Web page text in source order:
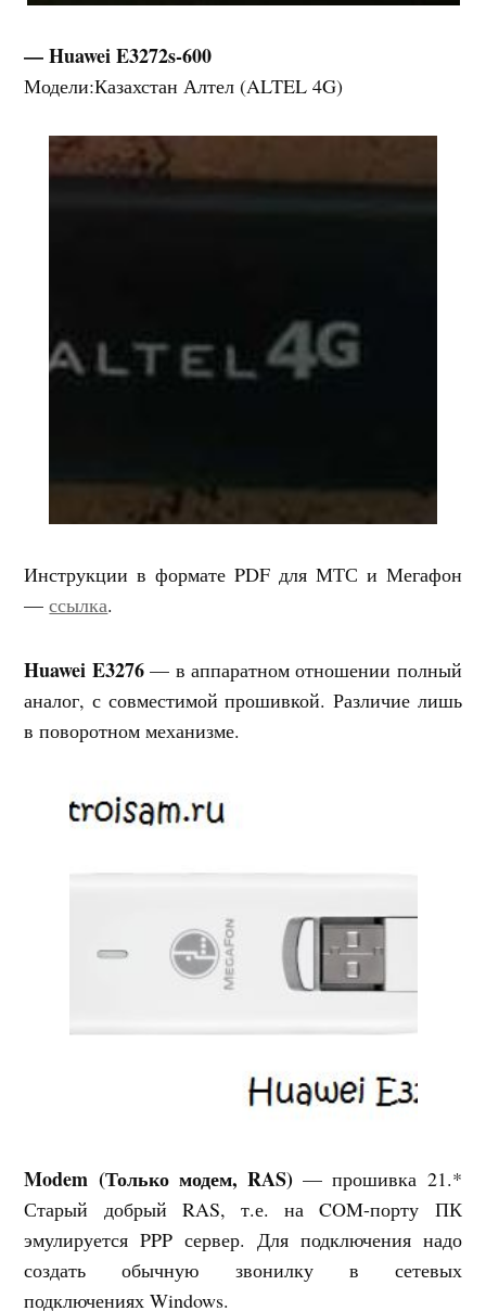
— Huawei E3272s-600
Модели:Казахстан Алтел (ALTEL 4G)
Инструкции в формате PDF для МТС и Мегафон
—ссылка.
Huawei E3276— в аппаратном отношении полный
аналог, с совместимой прошивкой. Различие лишь
в поворотном механизме.
Modem (Только модем, RAS) — прошивка 21.*
Старый добрый RAS, т.е. на COM-порту ПК
эмулируется PPP сервер. Для подключения надо
создать обычную звонилку в сетевых
подключениях Windows.